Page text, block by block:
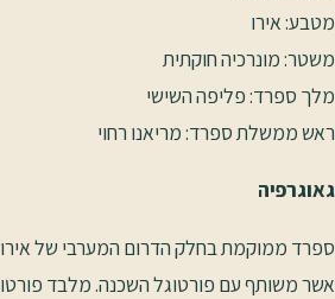
מטבע: אירו
משטר: מונרכיה חוקתית
מלך ספרד: פליפה השישי
ראש ממשלת ספרד: מריאנו רחוי
גאוגרפיה
ספרד ממוקמת בחלק הדרום המערבי של
אשר משותף עם פורטוגל השכנה. מלבד